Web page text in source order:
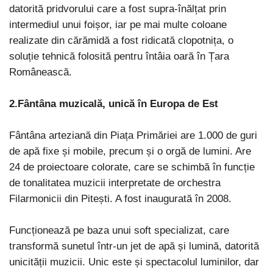
datorită pridvorului care a fost supra-înălțat prin
intermediul unui foișor, iar pe mai multe coloane
realizate din cărămidă a fost ridicată clopotnița, o
soluție tehnică folosită pentru întâia oară în Țara
Românească.
2.Fântâna muzicală, unică în Europa de Est
Fântâna arteziană din Piața Primăriei are 1.000 de guri
de apă fixe și mobile, precum și o orgă de lumini. Are
24 de proiectoare colorate, care se schimbă în funcție
de tonalitatea muzicii interpretate de orchestra
Filarmonicii din Pitești. A fost inaugurată în 2008.
Funcționează pe baza unui soft specializat, care
transformă sunetul într-un jet de apă și lumină, datorită
unicității muzicii. Unic este și spectacolul luminilor, dar